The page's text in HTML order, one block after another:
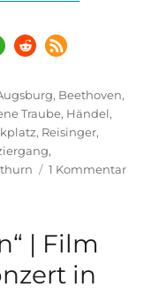
, Beethoven,
Traube, Händel,
, Reisinger,
,
1 Kommentarzu
| Film
in